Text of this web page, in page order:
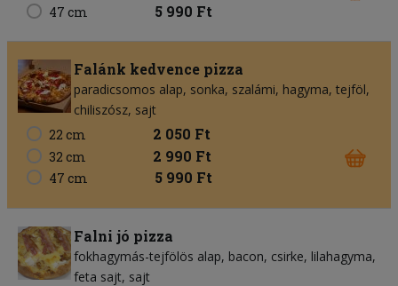
47 cm 5 990 Ft
Falánk kedvence pizza
paradicsomos alap sonka szalámi hagyma tejföl
chiliszósz sajt
22 cm
2 050 Ft
32 cm 2 990 Ft
47 cm 5 990 Ft
Falni jó pizza
fokhagymás-tejfölös alap bacon csirke lilahagyma
feta sajt sajt